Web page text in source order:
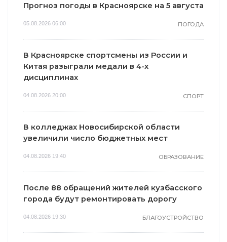
Прогноз погоды в Красноярске на 5 августа
05.08.2026 06:00 ПОГОДА
В Красноярске спортсмены из России и
Китая разыграли медали в 4-х
дисциплинах
04.08.2026 20:00 СПОРТ
В колледжах Новосибирской области
увеличили число бюджетных мест
04.08.2026 19:40 ОБРАЗОВАНИЕ
После 88 обращений жителей кузбасского
города будут ремонтировать дорогу
04.08.2026 19:30 БЛАГОУСТРОЙСТВО